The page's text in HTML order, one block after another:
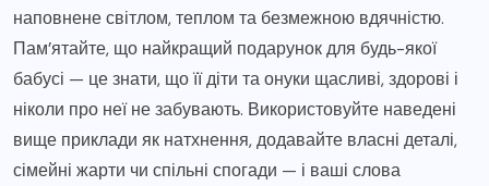
наповнене світлом, теплом та безмежною вдячністю.
Пам’ятайте, що найкращий подарунок для будь-якої
бабусі — це знати, що її діти та онуки щасливі, здорові і
ніколи про неї не забувають. Використовуйте наведені
вище приклади як натхнення, додавайте власні деталі,
сімейні жарти чи спільні спогади — і ваші слова